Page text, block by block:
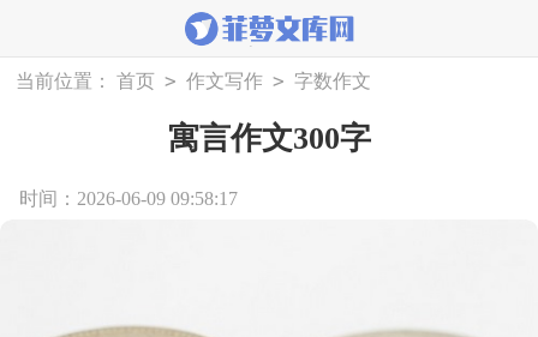
当前位置： 首页 > 作文写作 > 字数作文
寓言作文300字
时间：2026-06-09 09:58:17